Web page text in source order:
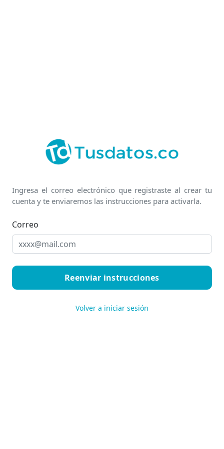
Ingresa el correo electrónico que registraste al crear tu
cuenta y te enviaremos las instrucciones para activarla.
Correo
Volver a iniciar sesión